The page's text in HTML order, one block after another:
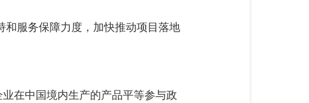
服务保障力度，加快推动项目落地
在中国境内生产的产品平等参与政